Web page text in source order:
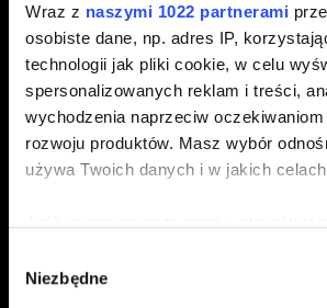
Wraz z naszymi 1022 partnerami
osobiste dane, np. adres IP,
technologii jak pliki cookie, w celu
spersonalizowanych reklam i treści,
wychodzenia naprzeciw
rozwoju produktów. Masz wybór
używa Twoich danych i w jakich
geograficznej z dokładnością
zgody
Niezbędne
Nie, wszystkie egzemplarze gry
zawierają kody do wykorzystania
GOG, czy to przez aplikację GOG
przez stronę GOG.COM. Kody te nie
innych platformach.
Nie można ich też wymienić na kod na